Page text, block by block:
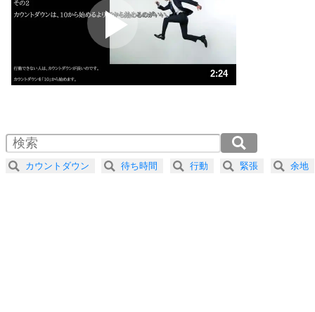
ポジティブになれない原因は、行動しないから。
ポジティブ思考になる30の方法
人生、なんとかなるもの。
気楽に生きる30の方法
4 器の大きい人は、怒りを優しさで表現する。
プラス思考
2:24
2.0倍速 （282KB 1分12秒）
2.5倍速 （226KB 57秒）
3.0倍速 （189KB 48秒）
カウントダウン 待ち時間 行動 緊張 余地